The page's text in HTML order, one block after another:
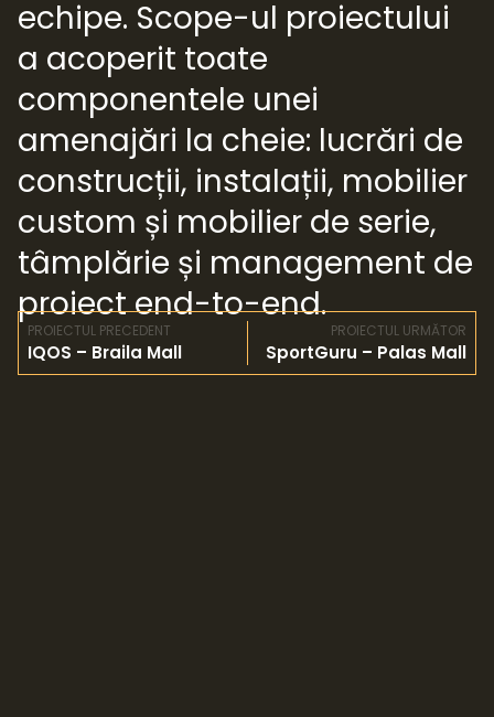
echipe. Scope-ul proiectului
a acoperit toate
componentele unei
amenajări la cheie: lucrări de
construcții, instalații, mobilier
custom și mobilier de serie,
tâmplărie și management de
proiect end-to-end.
PROIECTUL PRECEDENT
IQOS – Braila Mall
PROIECTUL URMĂTOR
SportGuru – Palas Mall